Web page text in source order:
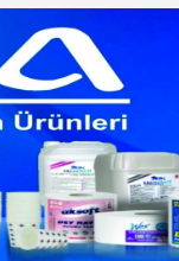
ve Akıllı